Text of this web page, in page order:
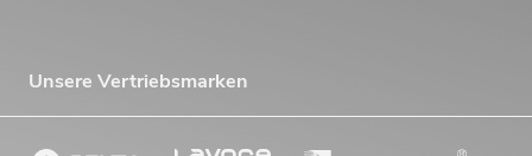
Unsere Vertriebsmarken